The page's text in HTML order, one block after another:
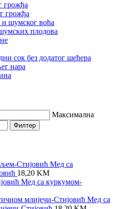
грожђа
грожђа
шумског воћа
плодова
сок без додатог шећера
нара
Максимална
Филтер
Мед са
18,20 KM
Meд са куркумом-
Мед са